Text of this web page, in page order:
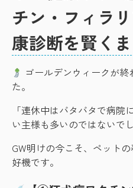
チン・フィラ
康診断を賢く
ゴールデンウィークが
た。
「連休中はバタバタで病
い主様も多いのではないで
GW明けの今こそ、ペット
好機です。